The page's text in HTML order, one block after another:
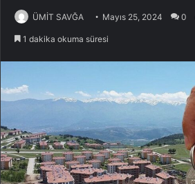
ÜMİT SAVĞA Mayıs 25, 2024 0
1 dakika okuma süresi